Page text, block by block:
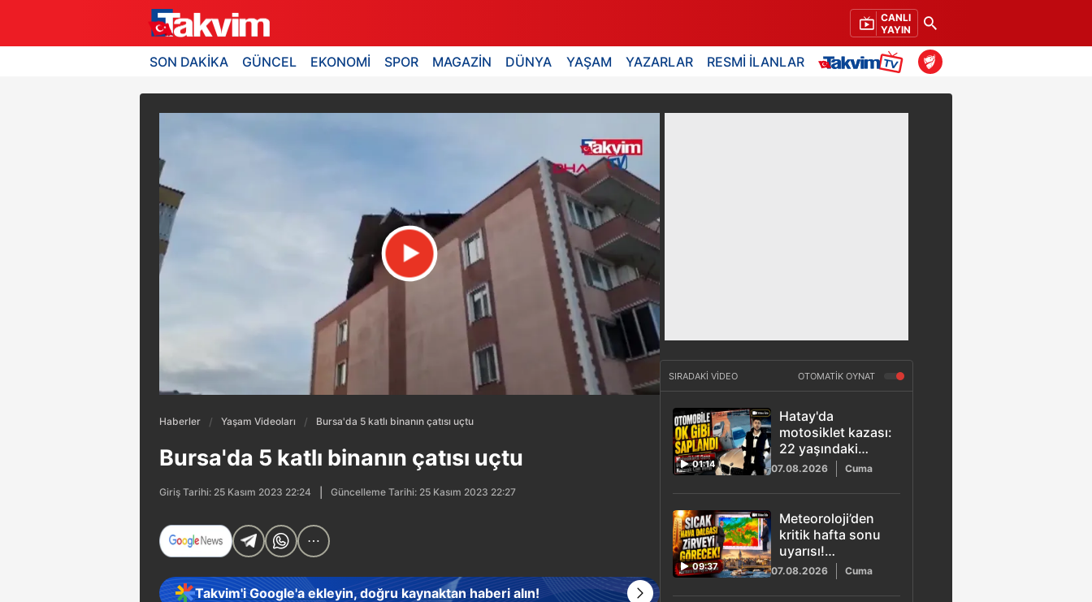
CANLI
YAYIN
SON DAKİKA GÜNCEL EKONOMİ SPOR MAGAZİN DÜNYA YAŞAM YAZARLAR RESMİ İLANLAR
Haberler Yaşam Videoları Bursa'da 5 katlı binanın çatısı uçtu
Bursa'da 5 katlı binanın çatısı uçtu
Giriş Tarihi: 25 Kasım 2023 22:24 Güncelleme Tarihi: 25 Kasım 2023 22:27
Takvim'i Google'a ekleyin, doğru kaynaktan haberi alın!
SIRADAKİ VİDEO OTOMATİK OYNAT
01:14
Hatay'da
motosiklet kazası:
22 yaşındaki
Osman Yamaner
hayatını kaybetti
07.08.2026 Cuma
09:37
Meteoroloji’den
kritik hafta sonu
uyarısı!
Marmara'ya yağış
ve poyraz geliyor
07.08.2026 Cuma